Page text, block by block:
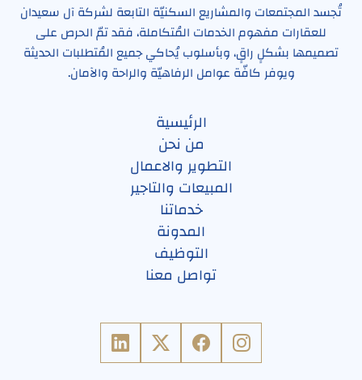
تُجسد المجتمعات والمشاريع السكنيّة التابعة لشركة آل سعيدان
للعقارات مفهوم الخدمات المُتكاملة، فقد تمّ الحرص على
تصميمها بشكلٍ راقٍ، وبأسلوب يُحاكي جميع المُتطلبات الحديثة
ويوفر كافّة عوامل الرفاهيّة والراحة والآمان.
الرئيسية
من نحن
التطوير والاعمال
المبيعات والتاجير
خدماتنا
المدونة
التوظيف
تواصل معنا